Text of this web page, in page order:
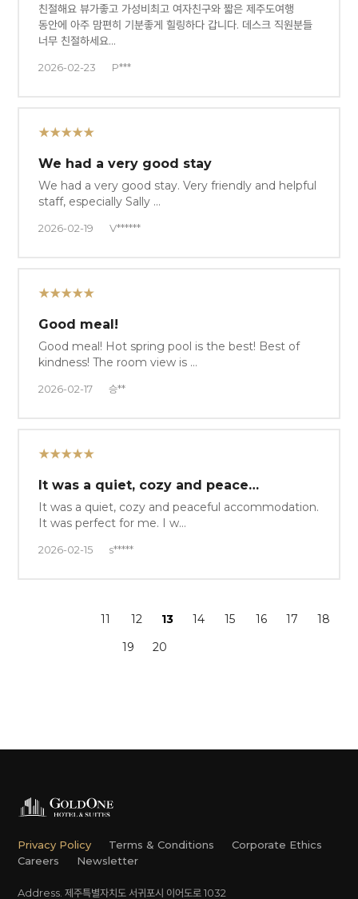
친절해요 뷰가좋고 가성비최고 여자친구와 짧은 제주도여행
동안에 아주 맘편히 기분좋게 힐링하다 갑니다. 데스크 직원분들
너무 친절하세요…
2026-02-23 P***
★★★★★
We had a very good stay
We had a very good stay. Very friendly and helpful
staff, especially Sally …
2026-02-19 V******
★★★★★
Good meal!
Good meal! Hot spring pool is the best! Best of
kindness! The room view is …
2026-02-17 승**
★★★★★
It was a quiet, cozy and peace…
It was a quiet, cozy and peaceful accommodation.
It was perfect for me. I w…
2026-02-15 s*****
11 12 13 14 15 16 17
18
19
20
Privacy Policy Terms & Conditions
Corporate Ethics
Careers
Newsletter
Address. 제주특별자치도 서귀포시 이어도로 1032